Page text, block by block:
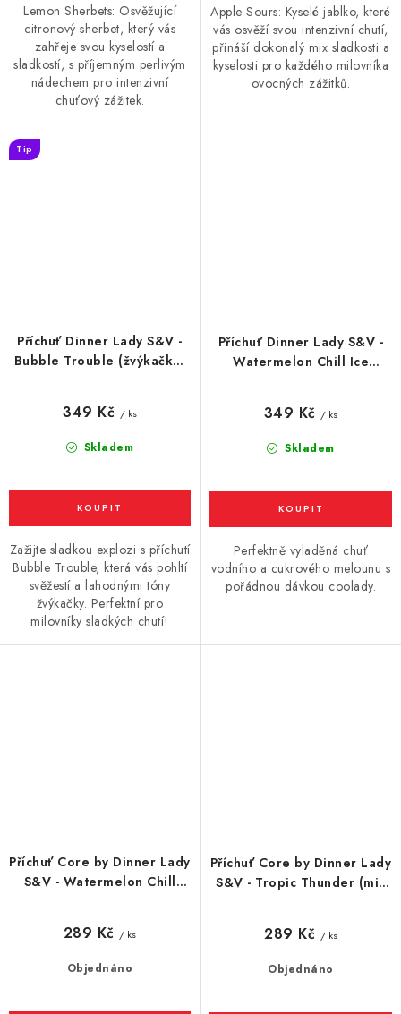
Lemon Sherbets: Osvěžující
citronový sherbet, který vás
zahřeje svou kyselostí a
sladkostí, s příjemným perlivým
nádechem pro intenzivní
chuťový zážitek.
Apple Sours: Kyselé jablko, které
vás osvěží svou intenzivní chutí,
přináší dokonalý mix sladkosti a
kyselosti pro každého milovníka
ovocných zážitků.
Příchuť Dinner Lady S&V -
Bubble Trouble (žvýkačka)
Tip
Skladem
349 Kč / ks
Zažijte sladkou explozi s příchutí
Bubble Trouble, která vás pohltí
svěžestí a lahodnými tóny
žvýkačky. Perfektní pro
milovníky sladkých chutí!
Příchuť Dinner Lady S&V -
Watermelon Chill Ice
Skladem
349 Kč / ks
Perfektně vyladěná chuť
vodního a cukrového melounu s
pořádnou dávkou coolady.
Příchuť Core by Dinner Lady
S&V - Watermelon Chill
Objednáno
289 Kč / ks
Příchuť Core by Dinner Lady
S&V - Tropic Thunder (mix
Objednáno
289 Kč / ks